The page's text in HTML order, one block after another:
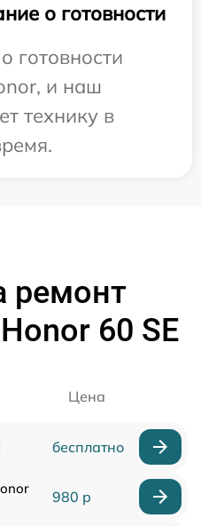
о готовности
и наш
технику в
ремонт
60 SE
Цена
бесплатно
980 р